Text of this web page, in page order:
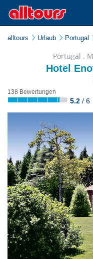
alltours Urlaub Portugal
Portugal .
Hotel
138 Bewertungen
5.2 / 6